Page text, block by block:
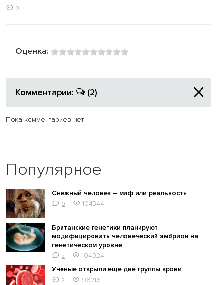
0
Оценка:
Комментарии: (2)
Пока комментариев нет
Популярное
Снежный человек – миф или реальность
0 104344
Британские генетики планируют
модифицировать человеческий эмбрион на
генетическом уровне
2
104024
Ученые открыли еще две группы крови
2 96216